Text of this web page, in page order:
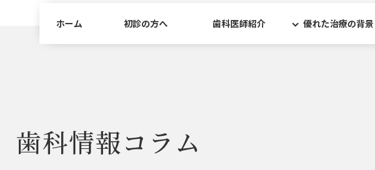
ホーム 初診の方へ 歯科医師紹介 優れた治療の背景
歯科情報コラム